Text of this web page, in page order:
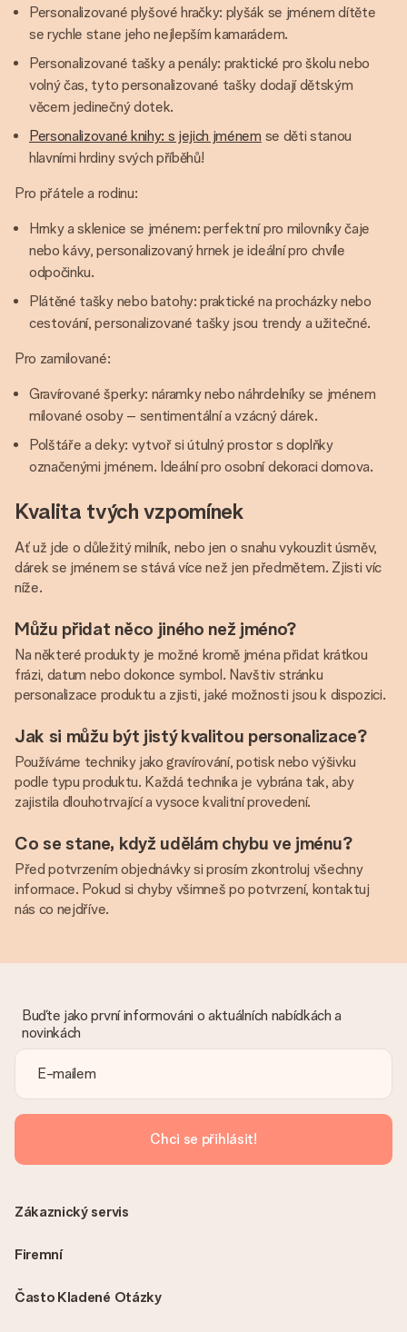
Personalizované plyšové hračky: plyšák se jménem dítěte
se rychle stane jeho nejlepším kamarádem.
Personalizované tašky a penály: praktické pro školu nebo
volný čas, tyto personalizované tašky dodají dětským
věcem jedinečný dotek.
Personalizované knihy: s jejich jménem se děti stanou
hlavními hrdiny svých příběhů!
Pro přátele a rodinu:
Hrnky a sklenice se jménem: perfektní pro milovníky čaje
nebo kávy, personalizovaný hrnek je ideální pro chvíle
odpočinku.
Plátěné tašky nebo batohy: praktické na procházky nebo
cestování, personalizované tašky jsou trendy a užitečné.
Pro zamilované:
Gravírované šperky: náramky nebo náhrdelníky se jménem
milované osoby – sentimentální a vzácný dárek.
Polštáře a deky: vytvoř si útulný prostor s doplňky
označenými jménem. Ideální pro osobní dekoraci domova.
Kvalita tvých vzpomínek
Ať už jde o důležitý milník, nebo jen o snahu vykouzlit úsměv,
dárek se jménem se stává více než jen předmětem. Zjisti víc
níže.
Můžu přidat něco jiného než jméno?
Na některé produkty je možné kromě jména přidat krátkou
frázi, datum nebo dokonce symbol. Navštiv stránku
personalizace produktu a zjisti, jaké možnosti jsou k dispozici.
Jak si můžu být jistý kvalitou personalizace?
Používáme techniky jako gravírování, potisk nebo výšivku
podle typu produktu. Každá technika je vybrána tak, aby
zajistila dlouhotrvající a vysoce kvalitní provedení.
Co se stane, když udělám chybu ve jménu?
Před potvrzením objednávky si prosím zkontroluj všechny
informace. Pokud si chyby všimneš po potvrzení, kontaktuj
nás co nejdříve.
Buďte jako první informováni o aktuálních nabídkách a
novinkách
Chci se přihlásit!
Často Kladené Otázky
Zákaznický servis
Firemní